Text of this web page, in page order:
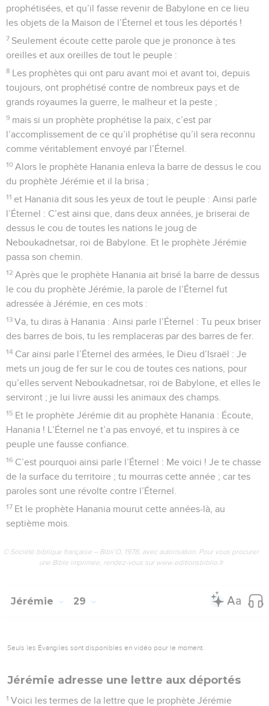
prophétisées, et qu’il fasse revenir de Babylone en ce lieu
les objets de la Maison de l’Éternel et tous les déportés !
7 Seulement écoute cette parole que je prononce à tes
oreilles et aux oreilles de tout le peuple :
8 Les prophètes qui ont paru avant moi et avant toi, depuis
toujours, ont prophétisé contre de nombreux pays et de
grands royaumes la guerre, le malheur et la peste ;
9 mais si un prophète prophétise la paix, c’est par
l’accomplissement de ce qu’il prophétise qu’il sera reconnu
comme véritablement envoyé par l’Éternel.
10 Alors le prophète Hanania enleva la barre de dessus le cou
du prophète Jérémie et il la brisa ;
11 et Hanania dit sous les yeux de tout le peuple : Ainsi parle
l’Éternel : C’est ainsi que, dans deux années, je briserai de
dessus le cou de toutes les nations le joug de
Neboukadnetsar, roi de Babylone. Et le prophète Jérémie
passa son chemin.
12 Après que le prophète Hanania ait brisé la barre de dessus
le cou du prophète Jérémie, la parole de l’Éternel fut
adressée à Jérémie, en ces mots :
13 Va, tu diras à Hanania : Ainsi parle l’Éternel : Tu peux briser
des barres de bois, tu les remplaceras par des barres de fer.
14 Car ainsi parle l’Éternel des armées, le Dieu d’Israël : Je
mets un joug de fer sur le cou de toutes ces nations, pour
qu’elles servent Neboukadnetsar, roi de Babylone, et elles le
serviront ; je lui livre aussi les animaux des champs.
15 Et le prophète Jérémie dit au prophète Hanania : Écoute,
Hanania ! L’Éternel ne t’a pas envoyé, et tu inspires à ce
peuple une fausse confiance.
16 C’est pourquoi ainsi parle l’Éternel : Me voici ! Je te chasse
de la surface du territoire ; tu mourras cette année ; car tes
paroles sont une révolte contre l’Éternel.
17 Et le prophète Hanania mourut cette années-là, au
septième mois.
© Société biblique française – Bibli’O, 1978, avec autorisation. Pour vous procurer
une Bible imprimée, rendez-vous sur www.editionsbiblio.fr
Jérémie 29
Seuls les Évangiles sont disponibles en vidéo pour le moment.
Jérémie adresse une lettre aux déportés
1 Voici les termes de la lettre que le prophète Jérémie